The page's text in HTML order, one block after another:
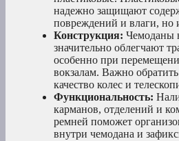
надежно защищают
повреждений и влаги, но
Конструкция: Чемоданы
значительно облегчают
особенно при
вокзалам. Важно
качество колес и
Функциональность:
карманов, отделений и
ремней поможет
внутри чемодана и